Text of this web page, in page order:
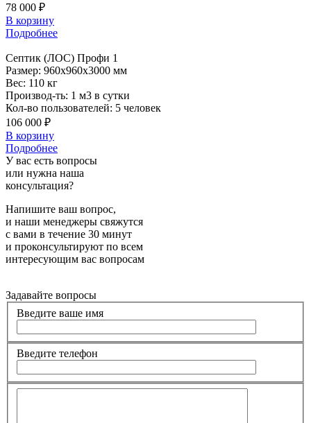
78 000 ₽
В корзину
Подробнее
Септик (ЛОС) Профи 1
Размер: 960x960x3000 мм
Вес: 110 кг
Производ-ть: 1 м3 в сутки
Кол-во пользователей: 5 человек
106 000 ₽
В корзину
Подробнее
У вас есть вопросы
или нужна наша
консультация?
Напишите ваш вопрос,
и наши менеджеры свяжутся
с вами в течение 30 минут
и проконсультируют по всем
интересующим вас вопросам
Задавайте вопросы
Введите ваше имя
Введите телефон